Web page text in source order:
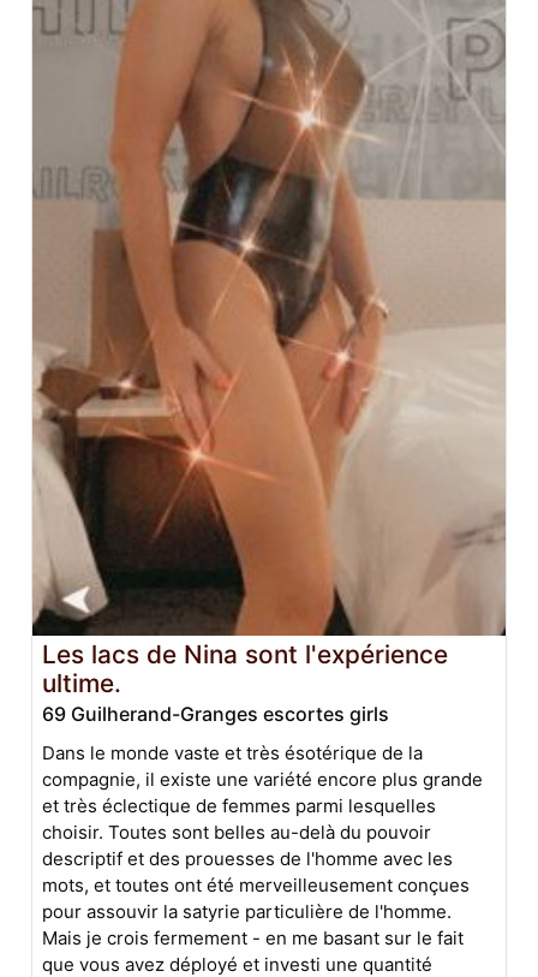
Les lacs de Nina sont l'expérience
ultime.
69 Guilherand-Granges escortes girls
Dans le monde vaste et très ésotérique de la
compagnie, il existe une variété encore plus grande
et très éclectique de femmes parmi lesquelles
choisir. Toutes sont belles au-delà du pouvoir
descriptif et des prouesses de l'homme avec les
mots, et toutes ont été merveilleusement conçues
pour assouvir la satyrie particulière de l'homme.
Mais je crois fermement - en me basant sur le fait
que vous avez déployé et investi une quantité